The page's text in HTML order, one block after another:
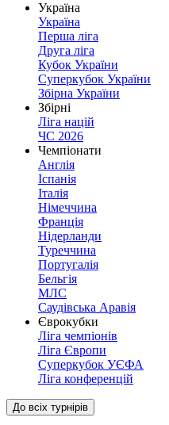
Україна
Україна
Перша ліга
Друга ліга
Кубок України
Суперкубок України
Збірна України
Збірні
Ліга націй
ЧС 2026
Чемпіонати
Англія
Іспанія
Італія
Німеччина
Франція
Нідерланди
Туреччина
Португалія
Бельгія
МЛС
Саудівська Аравія
Єврокубки
Ліга чемпіонів
Ліга Європи
Суперкубок УЄФА
Ліга конференцій
До всіх турнірів